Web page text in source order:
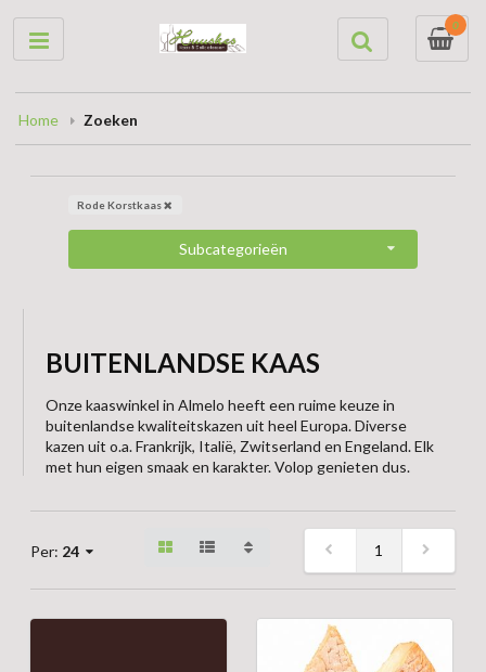
0
Home Zoeken
Rode Korstkaas
Subcategorieën
BUITENLANDSE KAAS
Onze kaaswinkel in Almelo heeft een ruime keuze in
buitenlandse kwaliteitskazen uit heel Europa. Diverse
kazen uit o.a. Frankrijk, Italië, Zwitserland en Engeland. Elk
met hun eigen smaak en karakter. Volop genieten dus.
Per: 24 1